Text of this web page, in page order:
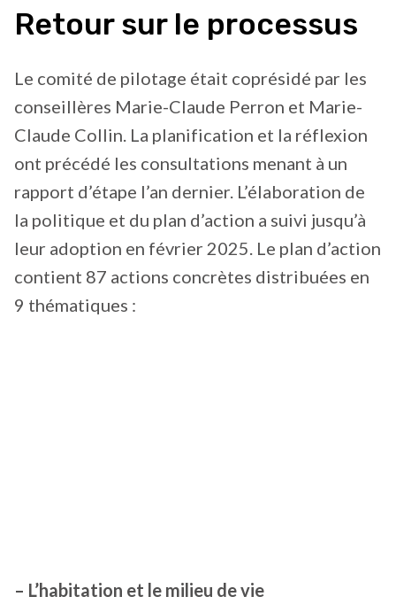
Retour sur le processus
Le comité de pilotage était coprésidé par les
conseillères Marie-Claude Perron et Marie-
Claude Collin. La planification et la réflexion
ont précédé les consultations menant à un
rapport d’étape l’an dernier. L’élaboration de
la politique et du plan d’action a suivi jusqu’à
leur adoption en février 2025. Le plan d’action
contient 87 actions concrètes distribuées en
9 thématiques :
– L’habitation et le milieu de vie